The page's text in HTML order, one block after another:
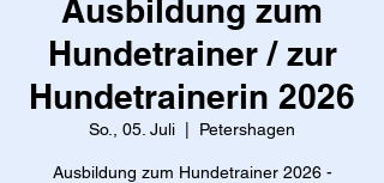
Ausbildung zum
Hundetrainer / zur
Hundetrainerin 2026
So., 05. Juli Petershagen
Ausbildung zum Hundetrainer 2026 -